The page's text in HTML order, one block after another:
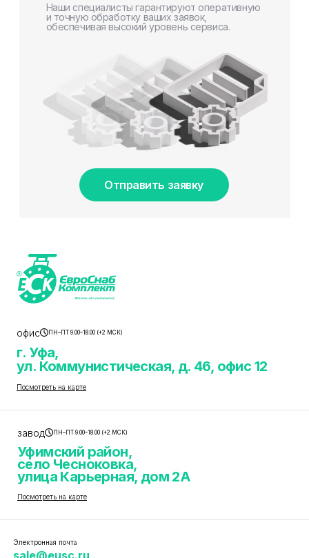
Наши специалисты гарантируют оперативную
и точную обработку ваших заявок,
обеспечивая высокий уровень сервиса.
Отправить заявку
офис ПН–ПТ 9.00–18.00 (+2 МСК)
г. Уфа,
ул. Коммунистическая, д. 46, офис 12
Посмотреть на карте
завод ПН–ПТ 9.00–18.00 (+2 МСК)
Уфимский район,
село Чесноковка,
улица Карьерная, дом 2А
Посмотреть на карте
Электронная почта
sale@eusc.ru